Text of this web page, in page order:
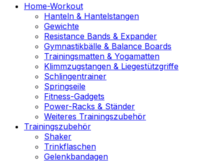
Home-Workout
Hanteln & Hantelstangen
Gewichte
Resistance Bands & Expander
Gymnastikbälle & Balance Boards
Trainingsmatten & Yogamatten
Klimmzugstangen & Liegestützgriffe
Schlingentrainer
Springseile
Fitness-Gadgets
Power-Racks & Ständer
Weiteres Trainingszubehör
Trainingszubehör
Shaker
Trinkflaschen
Gelenkbandagen